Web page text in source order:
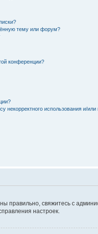
тему или форум?
конференции?
некорректного использования и/
правильно, свяжитесь с
настроек.